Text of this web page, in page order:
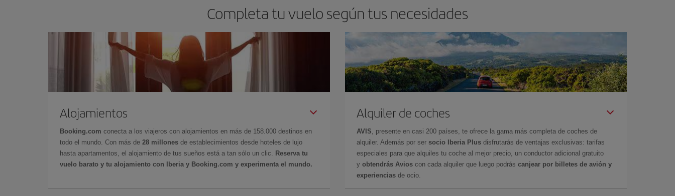
Completa tu vuelo según tus necesidades
Alojamientos
Booking.com conecta a los viajeros con alojamientos en más de 158.000 destinos en
todo el mundo. Con más de 28 millones de establecimientos desde hoteles de lujo
hasta apartamentos, el alojamiento de tus sueños está a tan sólo un clic.
Reserva tu
vuelo barato y tu alojamiento con Iberia y Booking.com y experimenta el mundo.
Alquiler de coches
AVIS , presente en casi 200 países, te ofrece la gama más completa de coches de
alquiler. Además por ser socio Iberia Plus disfrutarás de ventajas exclusivas: tarifas
especiales para que alquiles tu coche al mejor precio, un conductor adicional gratuito
y obtendrás Avios con cada alquiler que luego podrás canjear por billetes de avión y
experiencias de ocio.